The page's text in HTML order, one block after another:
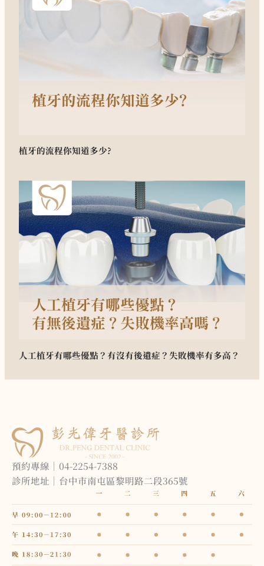
植牙的流程你知道多少?
人工植牙有哪些優點？有沒有後遺症？失敗機率有多高？
預約專線｜04-2254-7388
診所地址｜台中市南屯區黎明路二段365號